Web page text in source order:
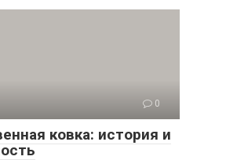
0
ковка: история и